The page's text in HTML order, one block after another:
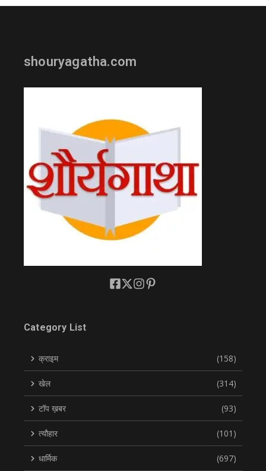
shouryagatha.com
Category List
क्राइम (158)
खेल (314)
टॉप ख़बर (93)
त्यौहार (101)
धार्मिक (697)